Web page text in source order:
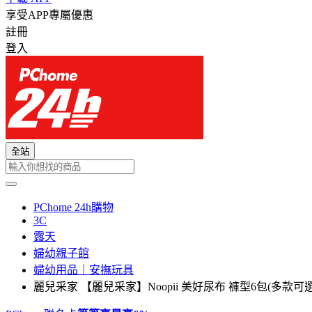
享受APP專屬優惠
註冊
登入
全站
PChome 24h購物
3C
露天
婦幼親子館
婦幼用品｜安撫玩具
麗兒采家 【麗兒采家】Noopii 美好尿布 褲型6包(多款可